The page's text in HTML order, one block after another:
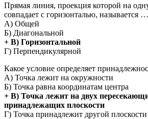
Прямая линия, проекция которой на
совпадает с горизонталью, называется …
А) Общей
Б) Диагональной
+ В) Горизонтальной
Г) Перпендикулярной
Какое условие определяет
А) Точка лежит на окружности
Б) Точка равна координатам центра
+ В) Точка лежит на двух
принадлежащих плоскости
Г) Точка принадлежит другой плоскости